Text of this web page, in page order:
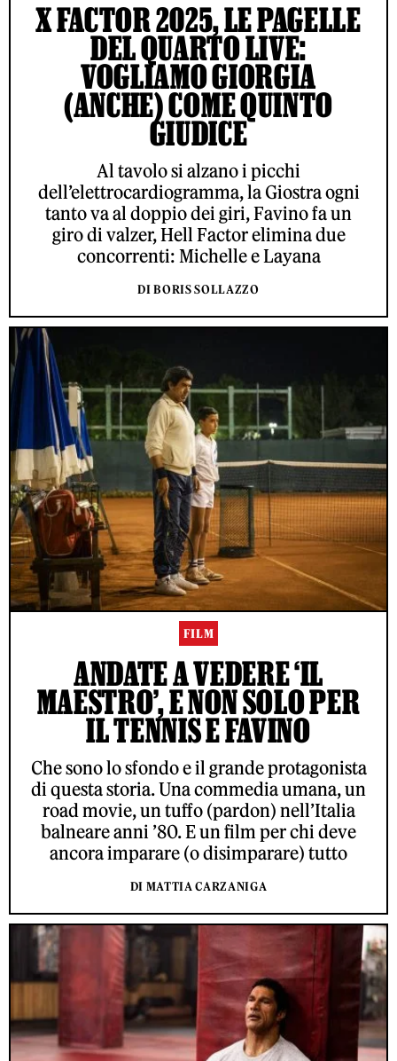
X FACTOR 2025, LE PAGELLE
DEL QUARTO LIVE:
VOGLIAMO GIORGIA
(ANCHE) COME QUINTO
GIUDICE
Al tavolo si alzano i picchi
dell’elettrocardiogramma, la Giostra ogni
tanto va al doppio dei giri, Favino fa un
giro di valzer, Hell Factor elimina due
concorrenti: Michelle e Layana
DI BORIS SOLLAZZO
FILM
ANDATE A VEDERE ‘IL
MAESTRO’, E NON SOLO PER
IL TENNIS E FAVINO
Che sono lo sfondo e il grande protagonista
di questa storia. Una commedia umana, un
road movie, un tuffo (pardon) nell’Italia
balneare anni ’80. E un film per chi deve
ancora imparare (o disimparare) tutto
DI MATTIA CARZANIGA